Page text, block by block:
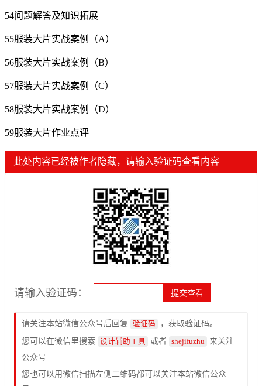
54问题解答及知识拓展
55服装大片实战案例（A）
56服装大片实战案例（B）
57服装大片实战案例（C）
58服装大片实战案例（D）
59服装大片作业点评
此处内容已经被作者隐藏，请输入验证码查看内容
请输入验证码：
请关注本站微信公众号后回复 验证码
，获取验证码。
您可以在微信里搜索
设计辅助工具 或者 shejifuzhu
来关注
公众号
您也可以用微信扫描左侧二维码都可以关注本站微信公众